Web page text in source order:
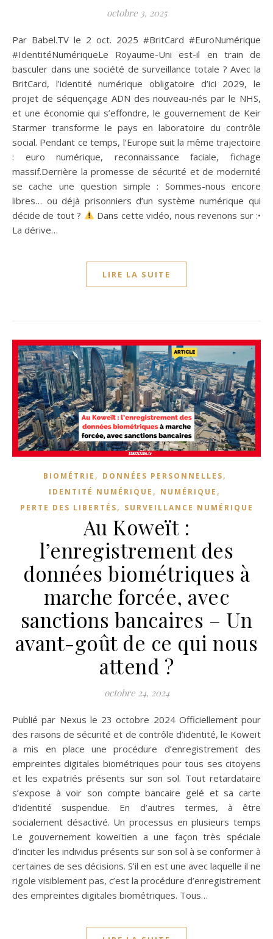
octobre 3, 2025
Par Babel.TV le 2 oct. 2025 #BritCard #EuroNumérique
#IdentitéNumériqueLe Royaume-Uni est-il en train de
basculer dans une société de surveillance totale ? Avec la
BritCard, l’identité numérique obligatoire d’ici 2029, le
projet de séquençage ADN des nouveau-nés par le NHS,
et une économie qui s’effondre, le gouvernement de Keir
Starmer transforme le pays en laboratoire du contrôle
social. Pendant ce temps, l’Europe suit la même trajectoire
: euro numérique, reconnaissance faciale, fichage
massif.Derrière la promesse de sécurité et de modernité
se cache une question simple : Sommes-nous encore
libres… ou déjà prisonniers d’un système numérique qui
décide de tout ?
Dans cette vidéo, nous revenons sur :•
La dérive…
LIRE LA SUITE
BIOMÉTRIE , DONNÉES PERSONNELLES,
IDENTITÉ NUMÉRIQUE , NUMÉRIQUE ,
PERTE DES LIBERTÉS, SURVEILLANCE NUMÉRIQUE
Au Koweït :
l’enregistrement des
données biométriques à
marche forcée, avec
sanctions bancaires – Un
avant-goût de ce qui nous
attend ?
octobre 24, 2024
Publié par Nexus le 23 octobre 2024 Officiellement pour
des raisons de sécurité et de contrôle d’identité, le Koweït
a mis en place une procédure d’enregistrement des
empreintes digitales biométriques pour tous ses citoyens
et les expatriés présents sur son sol. Tout retardataire
s’expose à voir son compte bancaire gelé et sa carte
d’identité suspendue. En d’autres termes, à être
socialement désactivé. Un processus en plusieurs temps
Le gouvernement koweïtien a une façon très spéciale
d’inciter les individus présents sur son sol à se conformer à
certaines de ses décisions. S’il en est une avec laquelle il ne
rigole visiblement pas, c’est la procédure d’enregistrement
des empreintes digitales biométriques. Tous…